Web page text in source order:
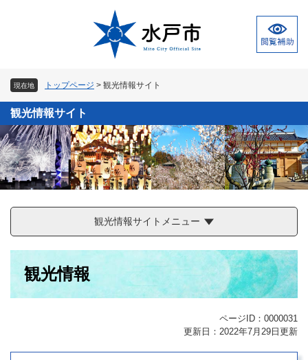
本
文
へ
現在地 トップページ > 観光情報サイト
観光情報サイト
観光情報サイトメニュー
観光情報
ページID：0000031
更新日：2022年7月29日更新